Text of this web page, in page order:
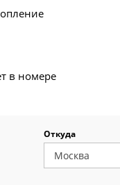
в номере
Откуда